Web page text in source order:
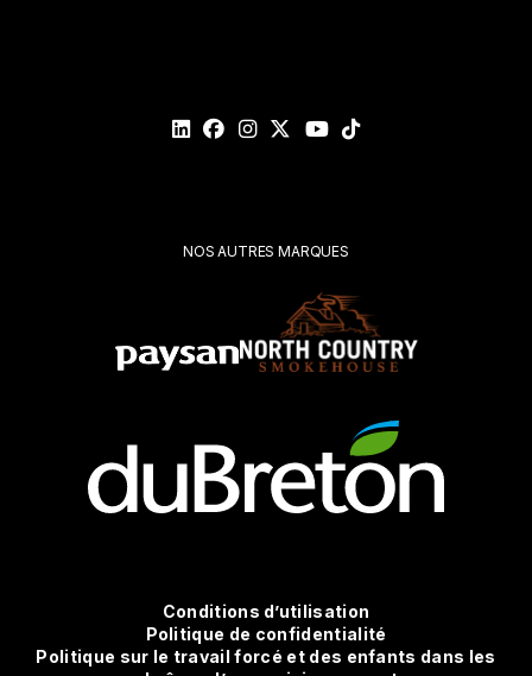
Soumettre
NOS AUTRES MARQUES
Conditions
Conditions d’utilisation
Politique de confidentialité
Politique sur le travail forcé et des enfants dans les